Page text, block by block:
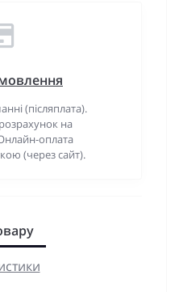
(післяплата).
на
оплата
(через сайт).